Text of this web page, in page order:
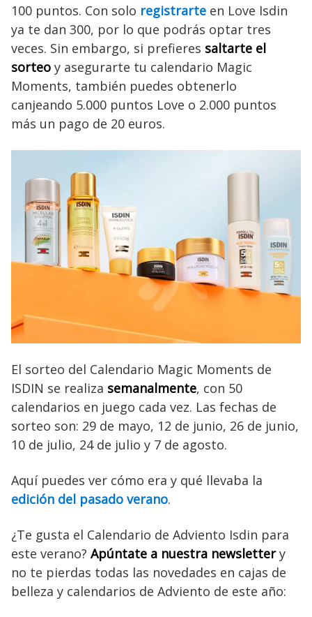
100 puntos. Con solo registrarte en Love Isdin
ya te dan 300, por lo que podrás optar tres
veces. Sin embargo, si prefieres saltarte el
sorteo y asegurarte tu calendario Magic
Moments, también puedes obtenerlo
canjeando 5.000 puntos Love o 2.000 puntos
más un pago de 20 euros.
El sorteo del Calendario Magic Moments de
ISDIN se realiza semanalmente, con 50
calendarios en juego cada vez. Las fechas de
sorteo son: 29 de mayo, 12 de junio, 26 de junio,
10 de julio, 24 de julio y 7 de agosto.
Aquí puedes ver cómo era y qué llevaba la
edición del pasado verano.
¿Te gusta el Calendario de Adviento Isdin para
este verano? Apúntate a nuestra newslettery
no te pierdas todas las novedades en cajas de
belleza y calendarios de Adviento de este año: